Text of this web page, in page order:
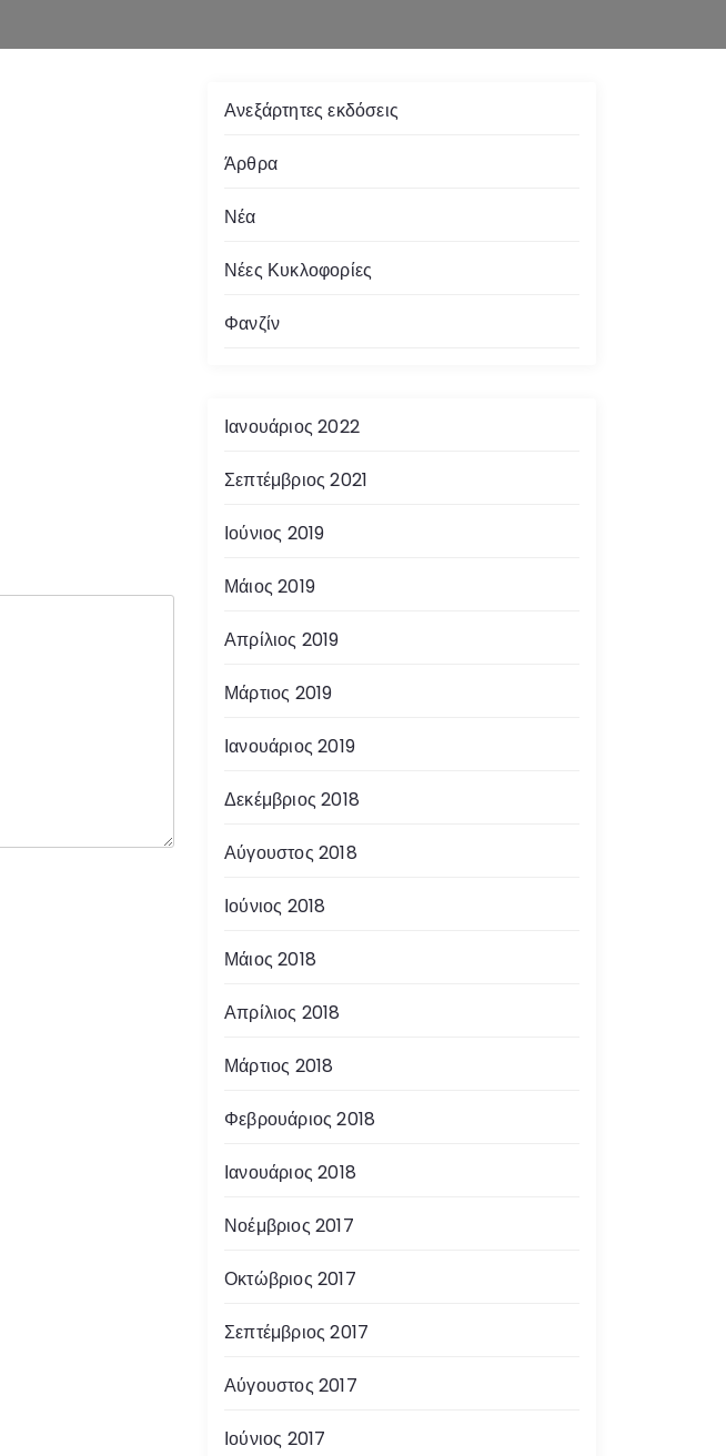
Ανεξάρτητες εκδόσεις
Άρθρα
Νέα
Νέες Κυκλοφορίες
Φανζίν
Ιανουάριος 2022
Σεπτέμβριος 2021
Ιούνιος 2019
Μάιος 2019
Απρίλιος 2019
Μάρτιος 2019
Ιανουάριος 2019
Δεκέμβριος 2018
Αύγουστος 2018
Ιούνιος 2018
Μάιος 2018
Απρίλιος 2018
Μάρτιος 2018
Φεβρουάριος 2018
Ιανουάριος 2018
Νοέμβριος 2017
Οκτώβριος 2017
Σεπτέμβριος 2017
Αύγουστος 2017
Ιούνιος 2017